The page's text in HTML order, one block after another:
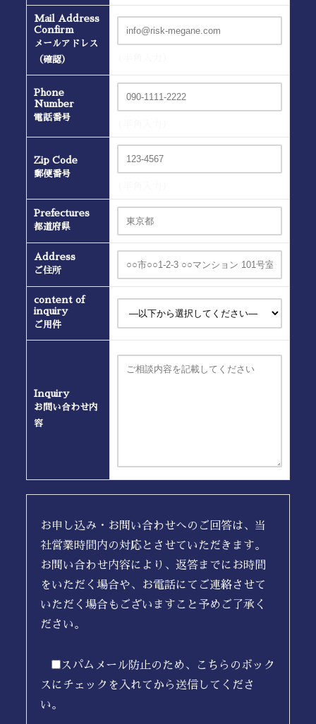
Mail Address
Confirm
メールアドレス
（確認）
Phone
Number
電話番号
Zip Code
郵便番号
Prefectures
都道府県
Address
ご住所
content of
inquiry
ご用件
Inquiry
お問い合わせ内
容
お申し込み・お問い合わせへのご回答は、当
社営業時間内の対応とさせていただきます。
お問い合わせ内容により、返答までにお時間
をいただく場合や、お電話にてご連絡させて
いただく場合もございますこと予めご了承く
ださい。
スパムメール防止のため、こちらのボック
スにチェックを入れてから送信してくださ
い。